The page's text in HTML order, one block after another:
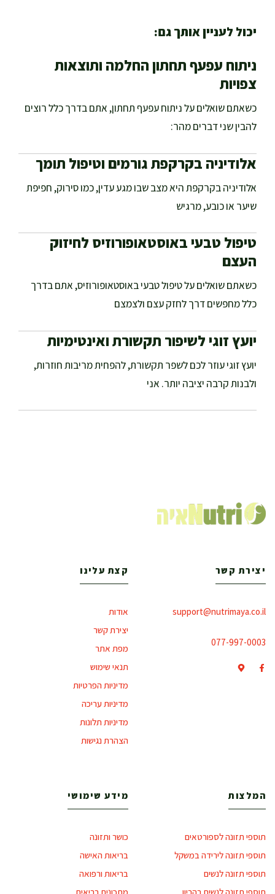
יכול לעניין אותך גם:
ניתוח עפעף תחתון החלמה ותוצאות
צפויות
כשאתם שואלים על ניתוח עפעף תחתון, אתם בדרך כלל רוצים
להבין שני דברים מהר:
אלודיניה בקרקפת גורמים וטיפול תומך
אלודיניה בקרקפת היא מצב שבו מגע עדין, כמו סירוק, חפיפת
שיער או כובע, מרגיש
טיפול טבעי באוסטאופורוזיס לחיזוק
העצם
כשאתם שואלים על טיפול טבעי באוסטאופורוזיס, אתם בדרך
כלל מחפשים דרך לחזק עצם ולצמצם
יועץ זוגי לשיפור תקשורת ואינטימיות
יועץ זוגי עוזר לכם לשפר תקשורת, להפחית מריבות חוזרות,
ולבנות קרבה יציבה יותר. אני
יצירת קשר
support@nutrimaya.co.il
077-997-0003
קצת עלינו
אודות
יצירת קשר
מפת אתר
תנאי שימוש
מדיניות הפרטיות
מדיניות עריכה
מדיניות תלונות
הצהרת נגישות
המלצות
תוספי תזונה לספורטאים
תוספי תזונה לירידה במשקל
תוספי תזונה לנשים
מידע שימושי
כושר ותזונה
בריאות האישה
בריאות ורפואה